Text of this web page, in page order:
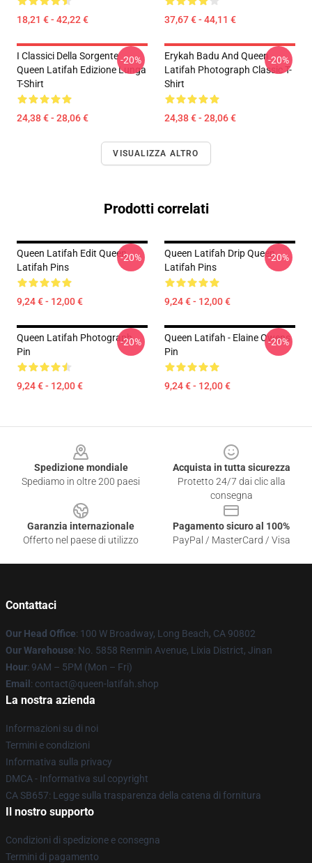
18,21 € - 42,22 € 37,67 € - 44,11 €
I Classici Della Sorgente
Queen Latifah Edizione Lunga
T-Shirt
24,38 € - 28,06 €
-20%
Erykah Badu And Queen
Latifah Photograph Classic T-
Shirt
24,38 € - 28,06 €
-20%
VISUALIZZA ALTRO
Prodotti correlati
Queen Latifah Edit Queen
Latifah Pins
9,24 € - 12,00 €
-20%
Queen Latifah Drip Queen
Latifah Pins
9,24 € - 12,00 €
-20%
Queen Latifah Photograph
Pin
9,24 € - 12,00 €
-20%
Queen Latifah - Elaine Owens
Pin
9,24 € - 12,00 €
-20%
Spedizione mondiale
Spediamo in oltre 200 paesi
Acquista in tutta sicurezza
Protetto 24/7 dai clic alla
consegna
Garanzia internazionale
Offerto nel paese di utilizzo
Pagamento sicuro al 100%
PayPal / MasterCard / Visa
Contattaci
Our Head Office: 100 W Broadway, Long Beach, CA 90802
Our Warehouse: No. 5858 Renmin Avenue, Lixia District, Jinan
Hour: 9AM – 5PM (Mon – Fri)
Email : contact@queen-latifah.shop
La nostra azienda
Informazioni su di noi
Termini e condizioni
Informativa sulla privacy
DMCA - Informativa sul copyright
CA SB657: Legge sulla trasparenza della catena di fornitura
Il nostro supporto
Condizioni di spedizione e consegna
Termini di pagamento